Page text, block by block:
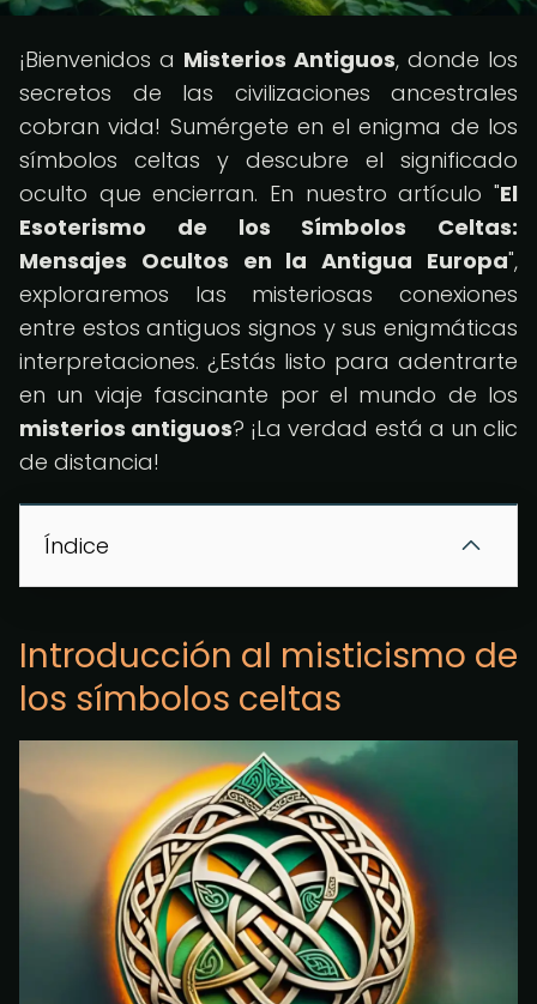
¡Bienvenidos a Misterios Antiguos, donde los
secretos de las civilizaciones ancestrales
cobran vida! Sumérgete en el enigma de los
símbolos celtas y descubre el significado
oculto que encierran. En nuestro artículo "El
Esoterismo de los Símbolos Celtas:
Mensajes Ocultos en la Antigua Europa",
exploraremos las misteriosas conexiones
entre estos antiguos signos y sus enigmáticas
interpretaciones. ¿Estás listo para adentrarte
en un viaje fascinante por el mundo de los
misterios antiguos? ¡La verdad está a un clic
de distancia!
Índice
Introducción al misticismo de
los símbolos celtas